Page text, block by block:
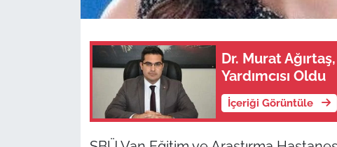
Dr. Murat
Yardımcısı Oldu
İçeriği Görüntüle